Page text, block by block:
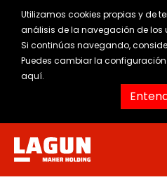
Utilizamos cookies propias y de
análisis de la navegación de los
Si continúas navegando,
Puedes cambiar la configuración
aquí.